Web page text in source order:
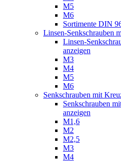
M5
M6
Sortimente DIN
Linsen-Senkschrauben
Linsen-
anzeigen
M3
M4
M5
M6
Senkschrauben mit
Senkschrauben
anzeigen
M1,6
M2
M2,5
M3
M4